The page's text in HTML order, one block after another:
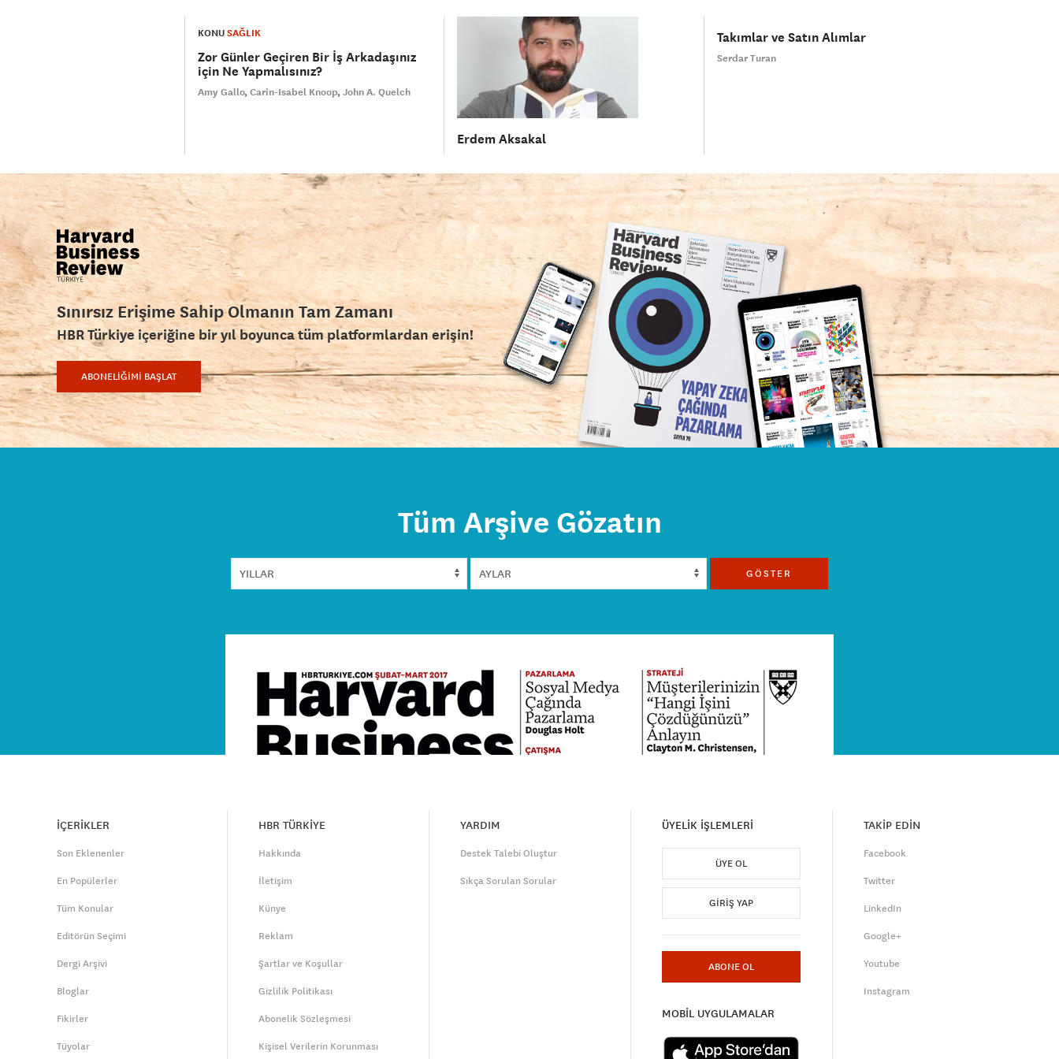
KONUSAĞLIK
Zor Günler Geçiren Bir İş Arkadaşınız
için Ne Yapmalısınız?
Amy Gallo Carin-Isabel Knoop John A. Quelch
Erdem Aksakal
Takımlar ve Satın Alımlar
Serdar Turan
Sınırsız Erişime Sahip Olmanın Tam Zamanı
HBR Türkiye içeriğine bir yıl boyunca tüm platformlardan erişin!
ABONELİĞİMİ BAŞLAT
Tüm Arşive Gözatın
GÖSTER
İÇERİKLER
Son Eklenenler
En Popülerler
Tüm Konular
Editörün Seçimi
Dergi Arşivi
Bloglar
Fikirler
Tüyolar
HBR TÜRKİYE
Hakkında
İletişim
Künye
Reklam
Şartlar ve Koşullar
Gizlilik Politikası
Abonelik Sözleşmesi
Kişisel Verilerin Korunması
YARDIM
Destek Talebi Oluştur
Sıkça Sorulan Sorular
ÜYELİK İŞLEMLERİ
ÜYE OL
GIRIŞ YAP
ABONE OL
MOBİL UYGULAMALAR
TAKİP EDİN
Facebook
Twitter
LinkedIn
Google+
Youtube
Instagram